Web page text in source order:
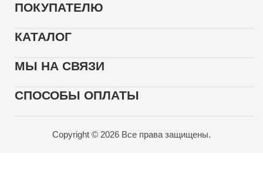
ПОКУПАТЕЛЮ
КАТАЛОГ
МЫ НА СВЯЗИ
СПОСОБЫ ОПЛАТЫ
Copyright © 2026 Все права защищены.